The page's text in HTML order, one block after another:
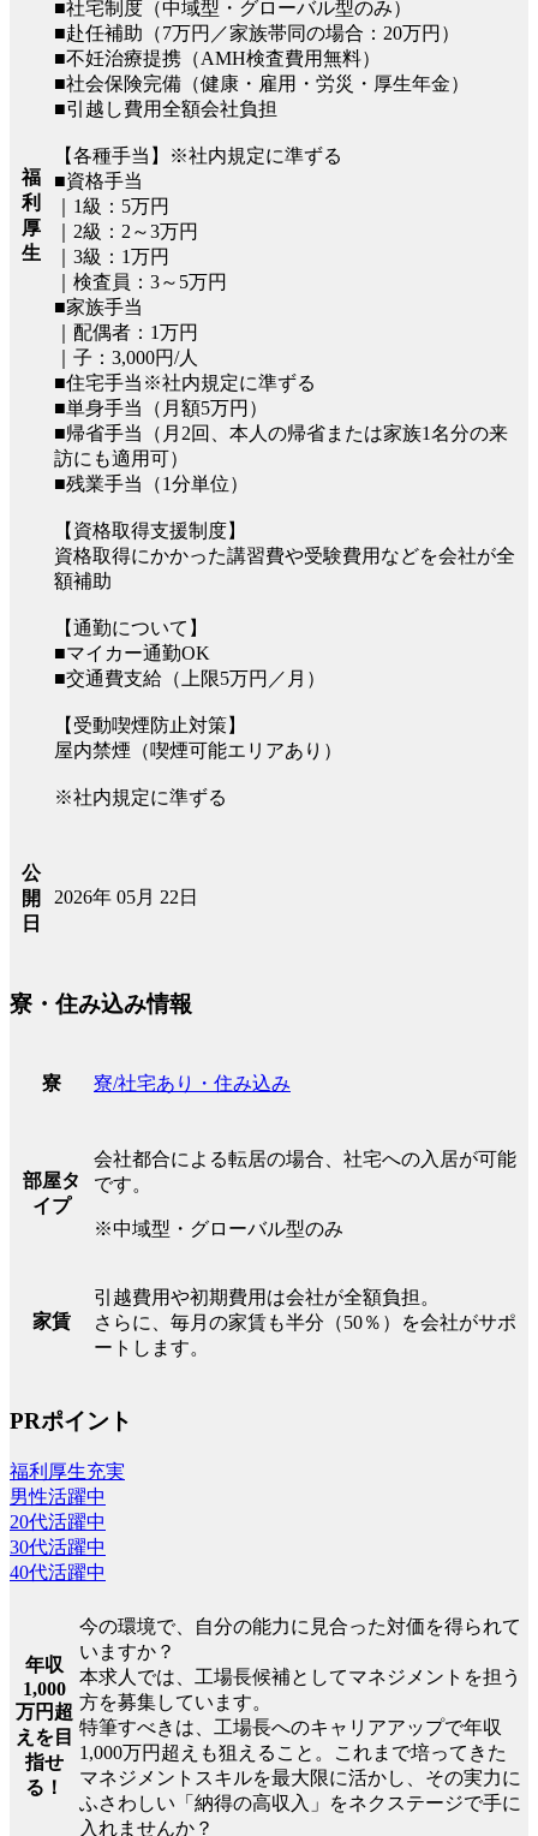
福
利
厚
生
■社宅制度（中域型・グローバル型のみ）
■赴任補助（7万円／家族帯同の場合：20万円）
■不妊治療提携（AMH検査費用無料）
■社会保険完備（健康・雇用・労災・厚生年金）
■引越し費用全額会社負担
【各種手当】※社内規定に準ずる
■資格手当
｜1級：5万円
｜2級：2～3万円
｜3級：1万円
｜検査員：3～5万円
■家族手当
｜配偶者：1万円
｜子：3,000円/人
■住宅手当※社内規定に準ずる
■単身手当（月額5万円）
■帰省手当（月2回、本人の帰省または家族1名分の来
訪にも適用可）
■残業手当（1分単位）
【資格取得支援制度】
資格取得にかかった講習費や受験費用などを会社が全
額補助
【通勤について】
■マイカー通勤OK
■交通費支給（上限5万円／月）
【受動喫煙防止対策】
屋内禁煙（喫煙可能エリアあり）
※社内規定に準ずる
公
開
日
2026年 05月 22日
寮・住み込み情報
寮 寮/社宅あり・住み込み
部屋タ
イプ
会社都合による転居の場合、社宅への入居が可能
です。
※中域型・グローバル型のみ
家賃
引越費用や初期費用は会社が全額負担。
さらに、毎月の家賃も半分（50％）を会社がサポ
ートします。
PRポイント
福利厚生充実
男性活躍中
20代活躍中
30代活躍中
40代活躍中
年収
1,000
万円超
えを目
指せ
る！
今の環境で、自分の能力に見合った対価を得られて
いますか？
本求人では、工場長候補としてマネジメントを担う
方を募集しています。
特筆すべきは、工場長へのキャリアアップで年収
1,000万円超えも狙えること。これまで培ってきた
マネジメントスキルを最大限に活かし、その実力に
ふさわしい「納得の高収入」をネクステージで手に
入れませんか？